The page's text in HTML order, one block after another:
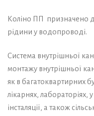
Коліно ПП призначено
рідини у водопроводі.
Система внутрішньої
монтажу внутрішньої
як в багатоквартирних
лікарнях, лабораторіях,
інсталяції, а також